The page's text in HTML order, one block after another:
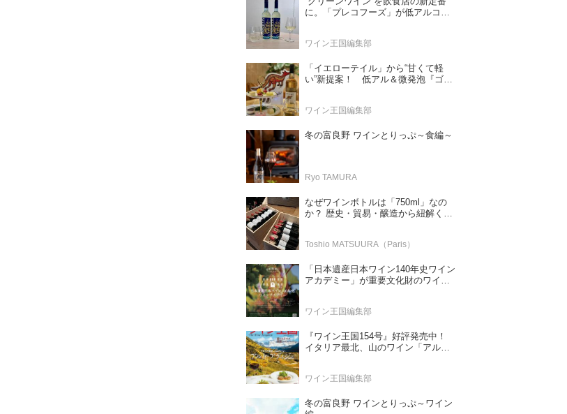
に。「プレコフーズ」が低アルコー
ワイン王国編集部
「イエローテイル」から“甘くて軽
い”新提案！ 低アル＆微発泡『ゴー
ワイン王国編集部
冬の富良野 ワインとりっぷ～食編～
Ryo TAMURA
なぜワインボトルは「750ml」なの
か？ 歴史・貿易・醸造から紐解く4
Toshio MATSUURA（Paris）
「日本遺産日本ワイン140年史ワイン
アカデミー」が重要文化財のワイナ
ワイン王国編集部
『ワイン王国154号』好評発売中！
イタリア最北、山のワイン「アル
特集「この夏の主役！ ナチュラルな
ワイン王国編集部
冬の富良野 ワインとりっぷ～ワイン